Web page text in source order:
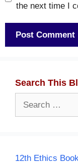
the next time I
Search This
Search
12th Ethics